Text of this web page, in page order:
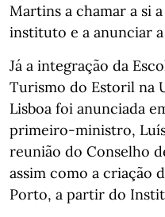
Martins a chamar a si
instituto e a anunciar
Já a integração da
Turismo do Estoril na
Lisboa foi anunciada
primeiro-ministro,
reunião do Conselho
assim como a criação
Porto, a partir do